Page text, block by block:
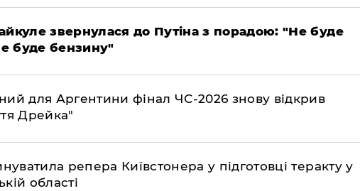
звернулася до Путіна з порадою: "Не буде
буде бензину"
для Аргентини фінал ЧС-2026 знову відкрив
Дрейка"
репера Київстонера у підготовці теракту у
області